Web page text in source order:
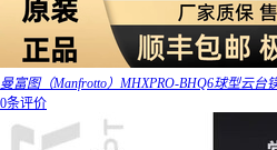
曼富图（Manfrotto）MHXPRO-BHQ6球型云
0条评价